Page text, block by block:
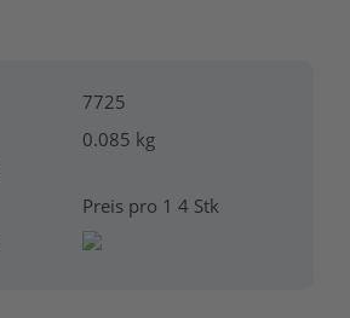
7725
0.085 kg
Preis pro 1 4 Stk